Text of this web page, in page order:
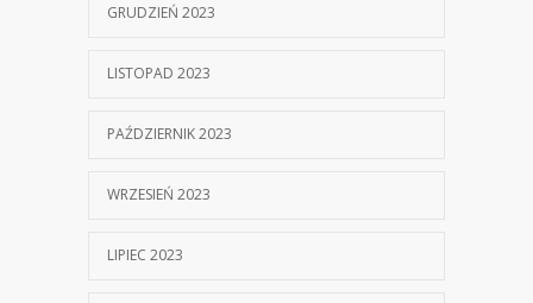
GRUDZIEŃ 2023
LISTOPAD 2023
PAŹDZIERNIK 2023
WRZESIEŃ 2023
LIPIEC 2023